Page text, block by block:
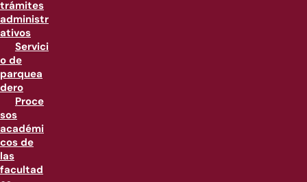
trámites
administr
ativos
Servici
o de
parquea
dero
Proce
sos
académi
cos de
las
facultad